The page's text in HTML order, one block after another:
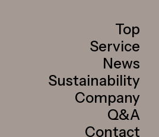
Top
Service
News
Sustainability
Company
Q&A
Contact